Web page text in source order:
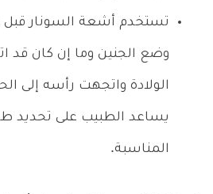
تستخدم أشعة السونار قبل
وضع الجنين وما إن كان قد
الولادة واتجهت رأسه إلى
يساعد الطبيب على تحديد
المناسبة.